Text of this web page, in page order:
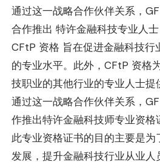
通过这一战略合作伙伴关系，
合作推出 特许金融科技专业人士
CFtP 资格 旨在促进金融科技行
的专业水平。此外，CFtP 资格
技职业的其他行业的专业人士提
通过这一战略合作伙伴关系，
作推出特许金融科技师专业资格
此专业资格证书的目的主要是
发展，提升金融科技行业从业人